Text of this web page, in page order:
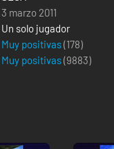
3 marzo 2011
Un solo jugador
Muy positivas(178)
Muy positivas(9883)